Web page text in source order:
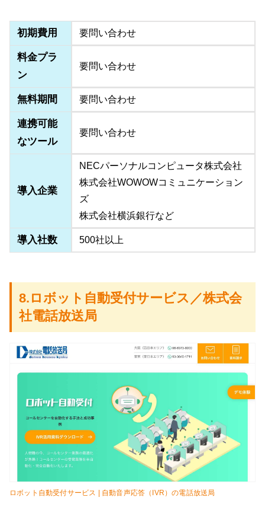
初期費用 要問い合わせ
料金プラ
ン
要問い合わせ
無料期間 要問い合わせ
連携可能
なツール
要問い合わせ
導入企業
NECパーソナルコンピュータ株式会社
株式会社WOWOWコミュニケーション
ズ
株式会社横浜銀行など
導入社数 500社以上
8.ロボット自動受付サービス／株式会
社電話放送局
ロボット自動受付サービス | 自動音声応答（IVR）の電話放送局